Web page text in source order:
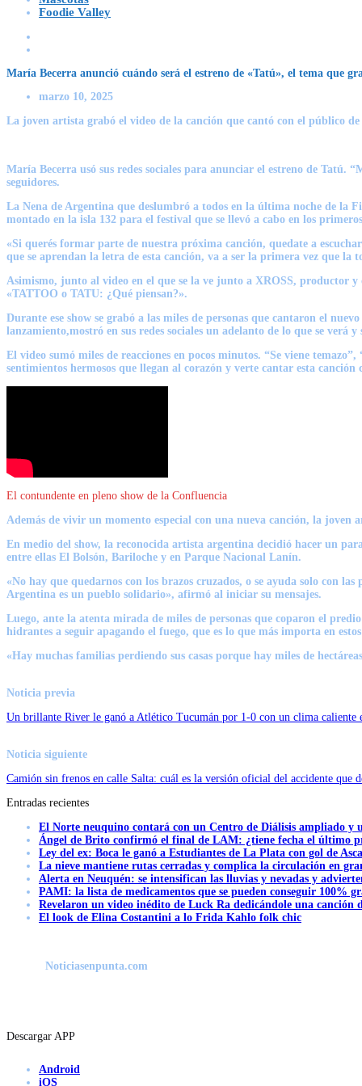
Foodie Valley
María Becerra anunció cuándo será el estreno de «Tatú», el tema que
marzo 10, 2025
La joven artista grabó el video de la canción que cantó con el público
María Becerra usó sus redes sociales para anunciar el estreno de Tatú.
seguidores.
La Nena de Argentina que deslumbró a todos en la última noche de la
montado en la isla 132 para el festival que se llevó a cabo en los
«Si querés formar parte de nuestra próxima canción, quedate a
que se aprendan la letra de esta canción, va a ser la primera vez que la
Asimismo, junto al video en el que se la ve junto a XROSS, productor
«TATTOO o TATU: ¿Qué piensan?».
Durante ese show se grabó a las miles de personas que cantaron el
lanzamiento,mostró en sus redes sociales un adelanto de lo que se verá
El video sumó miles de reacciones en pocos minutos. “Se viene temazo”,
sentimientos hermosos que llegan al corazón y verte cantar esta
El contundente en pleno show de la Confluencia
Además de vivir un momento especial con una nueva canción, la joven
En medio del show, la reconocida artista argentina decidió hacer un
entre ellas El Bolsón, Bariloche y en Parque Nacional Lanín.
«No hay que quedarnos con los brazos cruzados, o se ayuda solo con
Argentina es un pueblo solidario», afirmó al iniciar su mensajes.
Luego, ante la atenta mirada de miles de personas que coparon el
hidrantes a seguir apagando el fuego, que es lo que más importa en
«Hay muchas familias perdiendo sus casas porque hay miles de
Noticia previa
Un brillante River le ganó a Atlético Tucumán por 1-0 con un clima caliente
Noticia siguiente
Camión sin frenos en calle Salta: cuál es la versión oficial del accidente que
Entradas recientes
El Norte neuquino contará con un Centro de Diálisis ampliado y
Ángel de Brito confirmó el final de LAM: ¿tiene fecha el último
Ley del ex: Boca le ganó a Estudiantes de La Plata con gol de
La nieve mantiene rutas cerradas y complica la circulación en
Alerta en Neuquén: se intensifican las lluvias y nevadas y
PAMI: la lista de medicamentos que se pueden conseguir 100%
Revelaron un video inédito de Luck Ra dedicándole una canción
El look de Elina Costantini a lo Frida Kahlo folk chic
Noticiasenpunta.com
Descargar APP
Android
iOS